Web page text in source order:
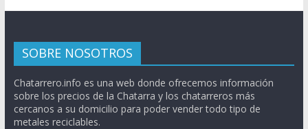
SOBRE NOSOTROS
Chatarrero.info es una web donde ofrecemos información
sobre los precios de la Chatarra y los chatarreros más
cercanos a su domicilio para poder vender todo tipo de
metales reciclables.